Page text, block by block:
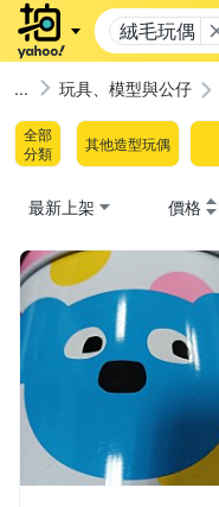
絨毛玩偶
玩具、模型與公仔
全部
分類
其他造型玩偶
最新上架 價格